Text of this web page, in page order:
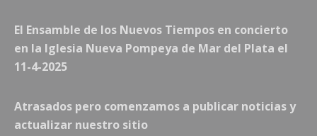
E
D
El Ensamble de los Nuevos Tiempos en concierto
en la Iglesia Nueva Pompeya de Mar del Plata el
11-4-2025
Atrasados pero comenzamos a publicar noticias y
actualizar nuestro sitio